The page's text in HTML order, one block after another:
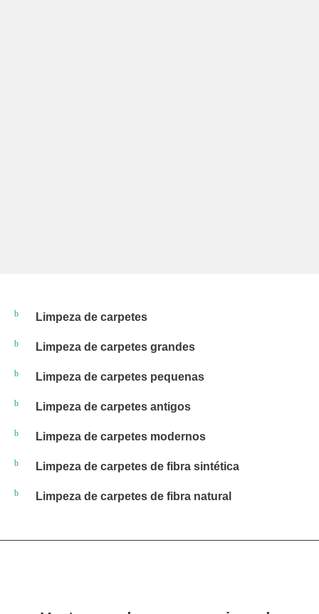
Limpeza de carpetes
Limpeza de carpetes grandes
Limpeza de carpetes pequenas
Limpeza de carpetes antigos
Limpeza de carpetes modernos
Limpeza de carpetes de fibra sintética
Limpeza de carpetes de fibra natural